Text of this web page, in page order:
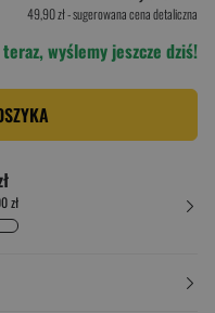
49,90 zł- sugerowana cena detaliczna
teraz, wyślemy jeszcze dziś!
zł